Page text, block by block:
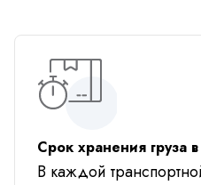
Срок хранения груза
В каждой